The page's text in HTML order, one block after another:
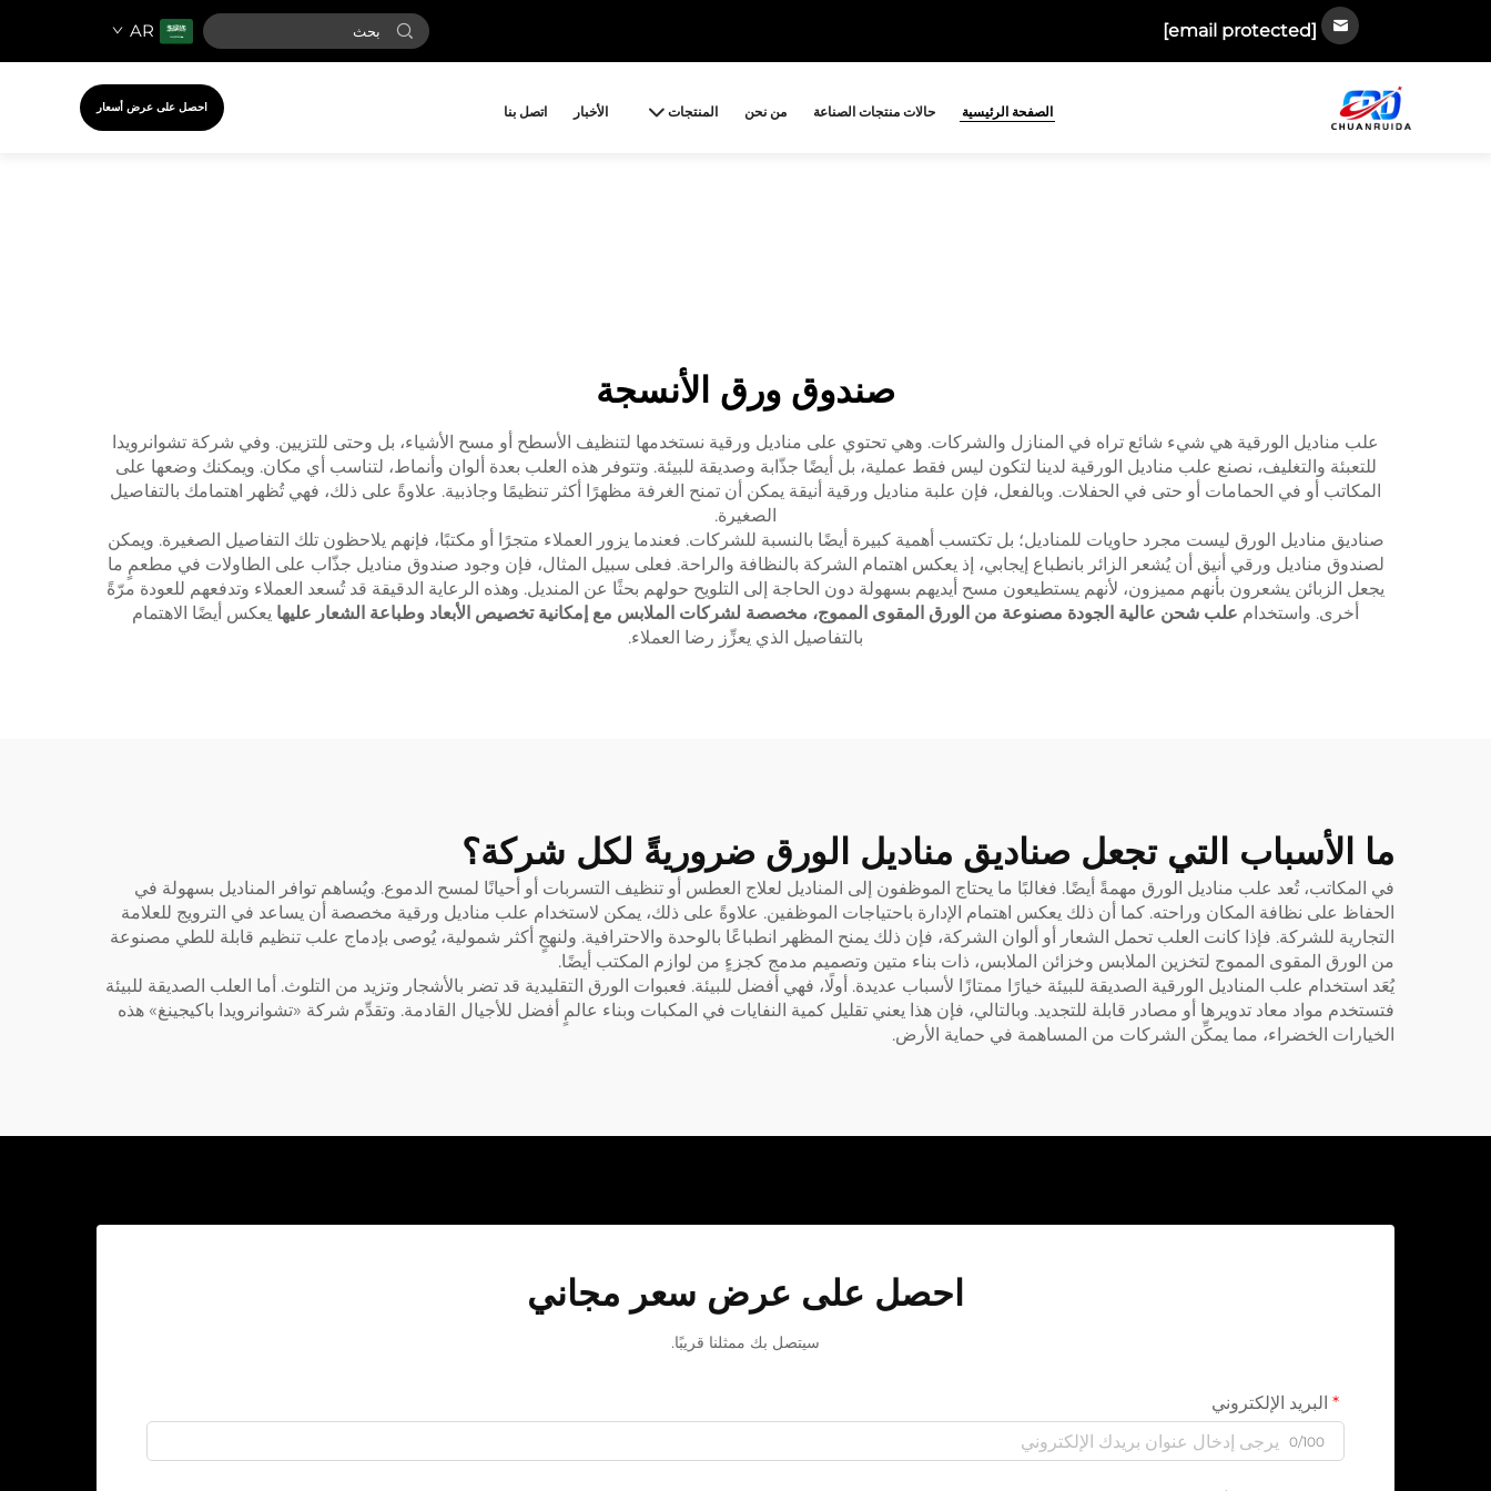
[email protected]
AR
الصفحة الرئيسية حالات منتجات الصناعة من نحن المنتجات الأخبار اتصل بنا احصل على عرض أسعار
صندوق ورق الأنسجة
علب مناديل الورقية هي شيء شائع تراه في المنازل والشركات. وهي تحتوي على مناديل ورقية نستخدمها لتنظيف الأسطح أو مسح الأشياء، بل وحتى للتزيين. وفي شركة تشوانرويدا
للتعبئة والتغليف، نصنع علب مناديل الورقية لدينا لتكون ليس فقط عملية، بل أيضًا جذّابة وصديقة للبيئة. وتتوفر هذه العلب بعدة ألوان وأنماط، لتناسب أي مكان. ويمكنك وضعها على
المكاتب أو في الحمامات أو حتى في الحفلات. وبالفعل، فإن علبة مناديل ورقية أنيقة يمكن أن تمنح الغرفة مظهرًا أكثر تنظيمًا وجاذبية. علاوةً على ذلك، فهي تُظهر اهتمامك بالتفاصيل
الصغيرة.
صناديق مناديل الورق ليست مجرد حاويات للمناديل؛ بل تكتسب أهمية كبيرة أيضًا بالنسبة للشركات. فعندما يزور العملاء متجرًا أو مكتبًا، فإنهم يلاحظون تلك التفاصيل الصغيرة. ويمكن
لصندوق مناديل ورقي أنيق أن يُشعر الزائر بانطباع إيجابي، إذ يعكس اهتمام الشركة بالنظافة والراحة. فعلى سبيل المثال، فإن وجود صندوق مناديل جذّاب على الطاولات في مطعمٍ ما
يجعل الزبائن يشعرون بأنهم مميزون، لأنهم يستطيعون مسح أيديهم بسهولة دون الحاجة إلى التلويح حولهم بحثًا عن المنديل. وهذه الرعاية الدقيقة قد تُسعد العملاء وتدفعهم للعودة مرّةً
أخرى. واستخدام علب شحن عالية الجودة مصنوعة من الورق المقوى المموج، مخصصة لشركات الملابس مع إمكانية تخصيص الأبعاد وطباعة الشعار عليها يعكس أيضًا الاهتمام
بالتفاصيل الذي يعزِّز رضا العملاء.
ما الأسباب التي تجعل صناديق مناديل الورق ضروريةً لكل شركة؟
في المكاتب، تُعد علب مناديل الورق مهمةً أيضًا. فغالبًا ما يحتاج الموظفون إلى المناديل لعلاج العطس أو تنظيف التسربات أو أحيانًا لمسح الدموع. ويُساهم توافر المناديل بسهولة في
الحفاظ على نظافة المكان وراحته. كما أن ذلك يعكس اهتمام الإدارة باحتياجات الموظفين. علاوةً على ذلك، يمكن لاستخدام علب مناديل ورقية مخصصة أن يساعد في الترويج للعلامة
التجارية للشركة. فإذا كانت العلب تحمل الشعار أو ألوان الشركة، فإن ذلك يمنح المظهر انطباعًا بالوحدة والاحترافية. ولنهجٍ أكثر شمولية، يُوصى بإدماج علب تنظيم قابلة للطي مصنوعة
من الورق المقوى المموج لتخزين الملابس وخزائن الملابس، ذات بناء متين وتصميم مدمج كجزءٍ من لوازم المكتب أيضًا.
يُعَد استخدام علب المناديل الورقية الصديقة للبيئة خيارًا ممتازًا لأسباب عديدة. أولًا، فهي أفضل للبيئة. فعبوات الورق التقليدية قد تضر بالأشجار وتزيد من التلوث. أما العلب الصديقة للبيئة
فتستخدم مواد معاد تدويرها أو مصادر قابلة للتجديد. وبالتالي، فإن هذا يعني تقليل كمية النفايات في المكبات وبناء عالمٍ أفضل للأجيال القادمة. وتقدِّم شركة «تشوانرويدا باكيجينغ» هذه
الخيارات الخضراء، مما يمكِّن الشركات من المساهمة في حماية الأرض.
احصل على عرض سعر مجاني
سيتصل بك ممثلنا قريبًا.
البريد الإلكتروني
0/100